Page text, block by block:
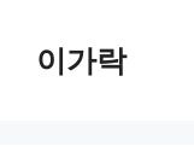
이가락